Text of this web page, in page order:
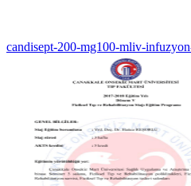
candisept-200-mg100-mliv-